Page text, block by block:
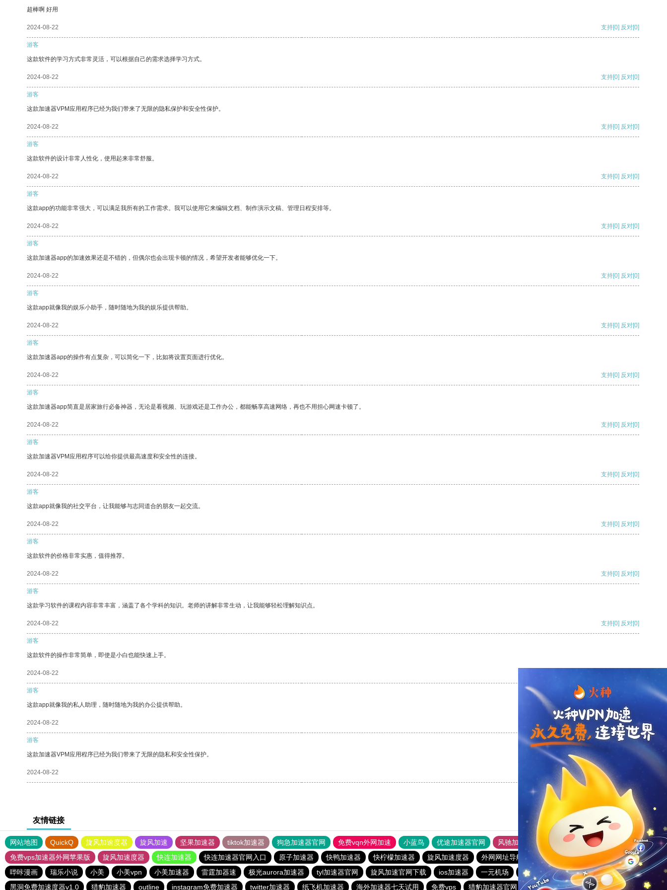
超棒啊 好用
2024-08-22 支持[0] 反对[0]
游客
这款软件的学习方式非常灵活，可以根据自己的需求选择学习方式。
2024-08-22 支持[0] 反对[0]
游客
这款加速器VPM应用程序已经为我们带来了无限的隐私保护和安全性保护。
2024-08-22 支持[0] 反对[0]
游客
这款软件的设计非常人性化，使用起来非常舒服。
2024-08-22 支持[0] 反对[0]
游客
这款app的功能非常强大，可以满足我所有的工作需求。我可以使用它来编辑文档、制作演示文稿、管理日程安排等。
2024-08-22 支持[0] 反对[0]
游客
这款加速器app的加速效果还是不错的，但偶尔也会出现卡顿的情况，希望开发者能够优化一下。
2024-08-22 支持[0] 反对[0]
游客
这款app就像我的娱乐小助手，随时随地为我的娱乐提供帮助。
2024-08-22 支持[0] 反对[0]
游客
这款加速器app的操作有点复杂，可以简化一下，比如将设置页面进行优化。
2024-08-22 支持[0] 反对[0]
游客
这款加速器app简直是居家旅行必备神器，无论是看视频、玩游戏还是工作办公，都能畅享高速网络，再也不用担心网速卡顿了。
2024-08-22 支持[0] 反对[0]
游客
这款加速器VPM应用程序可以给你提供最高速度和安全性的连接。
2024-08-22 支持[0] 反对[0]
游客
这款app就像我的社交平台，让我能够与志同道合的朋友一起交流。
2024-08-22 支持[0] 反对[0]
游客
这款软件的价格非常实惠，值得推荐。
2024-08-22 支持[0] 反对[0]
游客
这款学习软件的课程内容非常丰富，涵盖了各个学科的知识。老师的讲解非常生动，让我能够轻松理解知识点。
2024-08-22 支持[0] 反对[0]
游客
这款软件的操作非常简单，即使是小白也能快速上手。
2024-08-22
游客
这款app就像我的私人助理，随时随地为我的办公提供帮助。
2024-08-22 支持 [0] 反对 [0]
游客
这款加速器VPM应用程序已经为我们带来了无限的隐私和安全性保护。
2024-08-22 支持
友情链接
网站地图 QuickQ 旋风加速度器 旋风加速 坚果加速器 tiktok加速器 狗急加速器官网 免费vqn外网加速 小蓝鸟 优途加速器官网 风驰加速器
旋风加速器
免费vps加速器外网苹果版
旋风加速度器 快连加速器 快连加速器官网入口 原子加速器 快鸭加速器 快柠檬加速器 旋风加速度器 外网网址导航 软件中心 雷霆加速
狂飙加速器
哔咔漫画
瑞乐小说 小美 小美vpn 小美加速器 雷霆加器速 极光aurora加速器 tyl加速器官网 旋风加速官网下载 ios加速器 一元机场 落地机 旋风加速度器
快鸭vp加速器
黑洞免费加速度器v1.0
猎豹加速器 outline instagram免费加速器 twitter加速器 纸飞机加速器 海外加速器七天试用 免费vps 猎豹加速器官网 夏时加速器